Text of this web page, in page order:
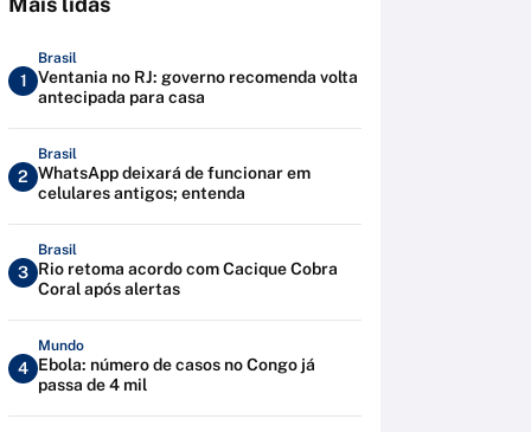
1
Brasil
Ventania no RJ: governo recomenda volta
antecipada para casa
2
Brasil
WhatsApp deixará de funcionar em
celulares antigos; entenda
3
Brasil
Rio retoma acordo com Cacique Cobra
Coral após alertas
4
Mundo
Ebola: número de casos no Congo já
passa de 4 mil